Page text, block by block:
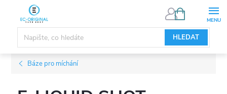
obsah
HLEDAT
NÁKUPNÍ
Báze pro míchání